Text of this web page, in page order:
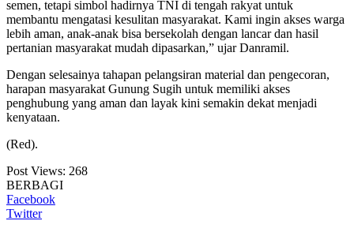
semen, tetapi simbol hadirnya TNI di tengah rakyat untuk
membantu mengatasi kesulitan masyarakat. Kami ingin akses warga
lebih aman, anak-anak bisa bersekolah dengan lancar dan hasil
pertanian masyarakat mudah dipasarkan,” ujar Danramil.
Dengan selesainya tahapan pelangsiran material dan pengecoran,
harapan masyarakat Gunung Sugih untuk memiliki akses
penghubung yang aman dan layak kini semakin dekat menjadi
kenyataan.
(Red).
Post Views: 268
BERBAGI
Facebook
Twitter